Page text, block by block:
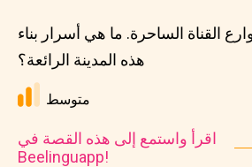
القناة الساحرة. ما هي أسرار بناء
هذه المدينة الرائعة؟
متوسط
اقرأ واستمع إلى هذه القصة في
Beelinguapp!